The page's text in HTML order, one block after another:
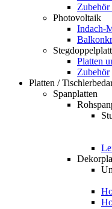
Photovoltaik
Indach-
Platten
Zubehör
Platten /
Spanplatten